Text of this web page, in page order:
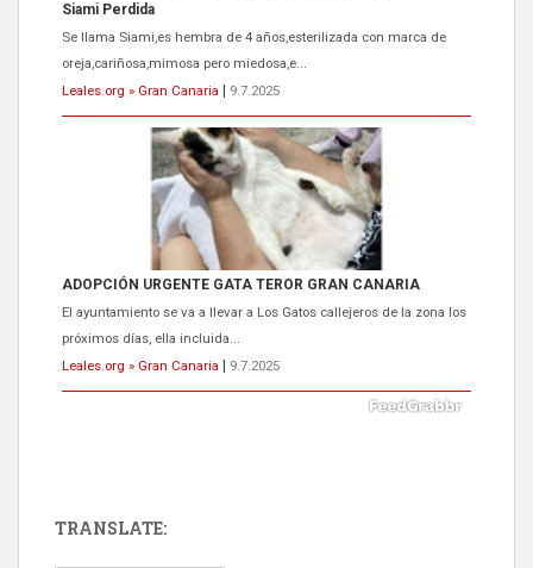
Siami Perdida
Se llama Siami,es hembra de 4 años,esterilizada con marca de
oreja,cariñosa,mimosa pero miedosa,e...
Leales.org » Gran Canaria
9.7.2025
ADOPCIÓN URGENTE GATA TEROR GRAN CANARIA
El ayuntamiento se va a llevar a Los Gatos callejeros de la zona los
próximos días, ella incluida...
Leales.org » Gran Canaria
9.7.2025
TRANSLATE: